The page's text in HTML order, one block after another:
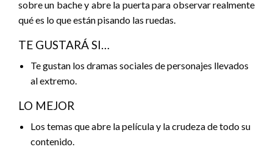
sobre un bache y abre la puerta para observar realmente
qué es lo que están pisando las ruedas.
TE GUSTARÁ SI…
Te gustan los dramas sociales de personajes llevados
al extremo.
LO MEJOR
Los temas que abre la película y la crudeza de todo su
contenido.